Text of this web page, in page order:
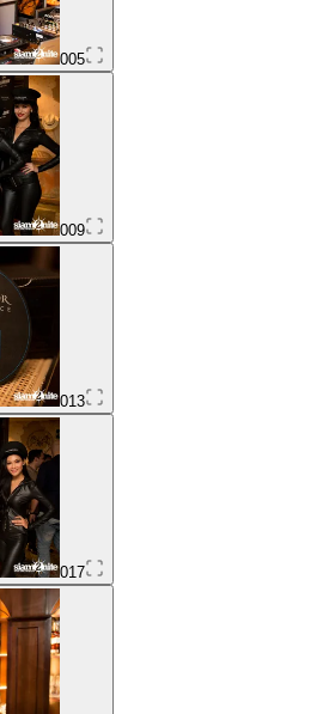
005
009
013
017